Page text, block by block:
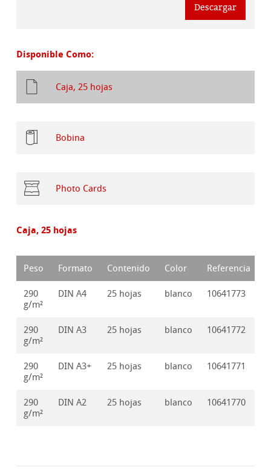
Descargar
Disponible Como:
Caja, 25 hojas
Bobina
Photo Cards
Caja, 25 hojas
Peso Formato Contenido Color Referencia
290
g/m²
DIN A4 25 hojas blanco 10641773
290
g/m²
DIN A3 25 hojas blanco 10641772
290
g/m²
DIN A3+ 25 hojas blanco 10641771
290
g/m²
DIN A2 25 hojas blanco 10641770